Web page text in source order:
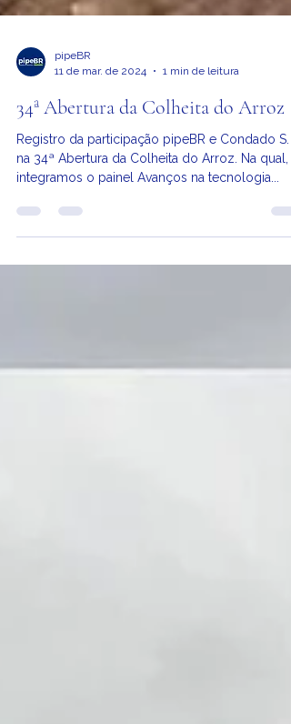
11 de mar. de 2024
1 min de leitura
34ª Abertura da Colheita do Arroz
Registro da participação pipeBR e Condado S.
integramos o painel Avanços na tecnologia...